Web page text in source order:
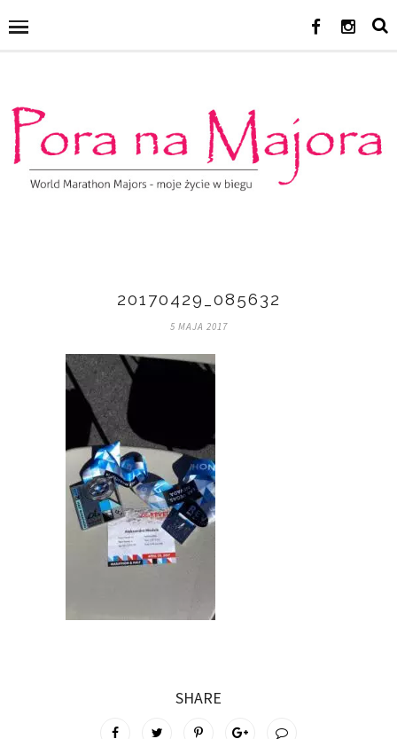
20170429_085632
5 MAJA 2017
SHARE